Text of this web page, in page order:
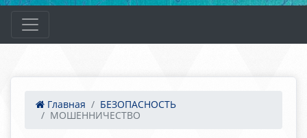
Главная
БЕЗОПАСНОСТЬ
МОШЕННИЧЕСТВО